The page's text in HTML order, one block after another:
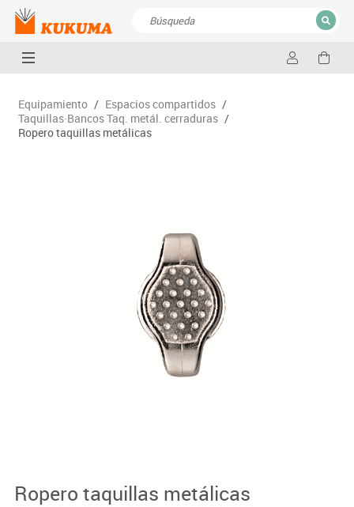
CERRAR
Equipamiento / Espacios compartidos /
Taquillas·Bancos Taq. metál. cerraduras /
Ropero taquillas metálicas
Ropero taquillas metálicas